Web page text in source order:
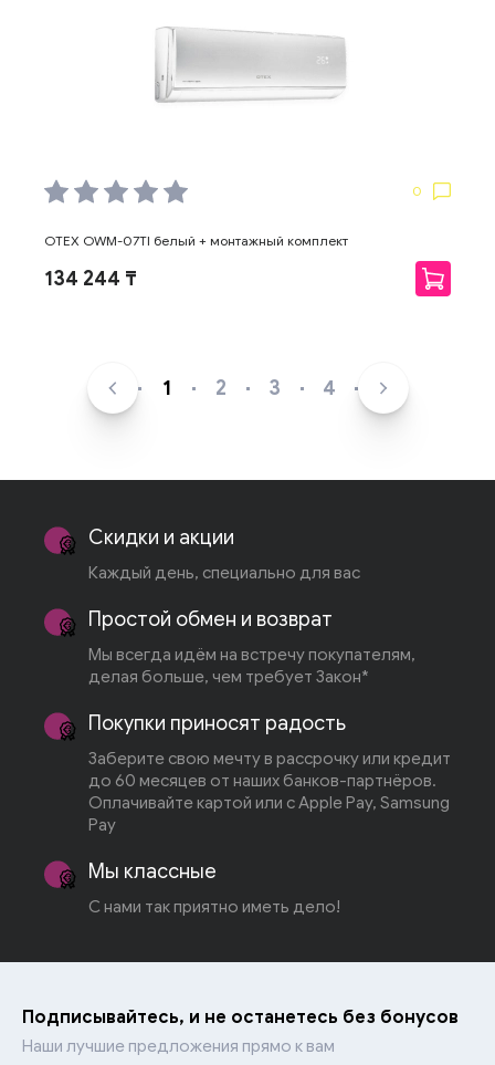
0
OTEX OWM-07TI белый + монтажный комплект
134 244 ₸
1 2 3 4
Скидки и акции
Каждый день, специально для вас
Простой обмен и возврат
Мы всегда идём на встречу покупателям,
делая больше, чем требует Закон*
Покупки приносят радость
Заберите свою мечту в рассрочку или кредит
до 60 месяцев от наших банков-партнёров.
Оплачивайте картой или с Apple Pay, Samsung
Pay
Мы классные
С нами так приятно иметь дело!
Подписывайтесь, и не останетесь без бонусов
Наши лучшие предложения прямо к вам